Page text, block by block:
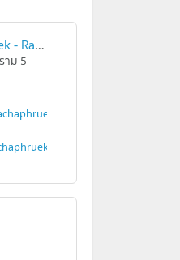
AD BANGKOK Rachaphruek - Rama5
าม 5
- Rama5
- Rama5